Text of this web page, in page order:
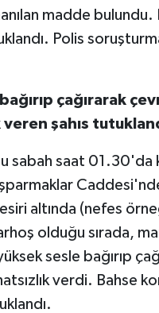
madde bulundu.
Polis
çağırarak
veren şahıs
sabah saat 01.30'da
altında (nefes
olduğu sırada,
sesle bağırıp
verdi. Bahse